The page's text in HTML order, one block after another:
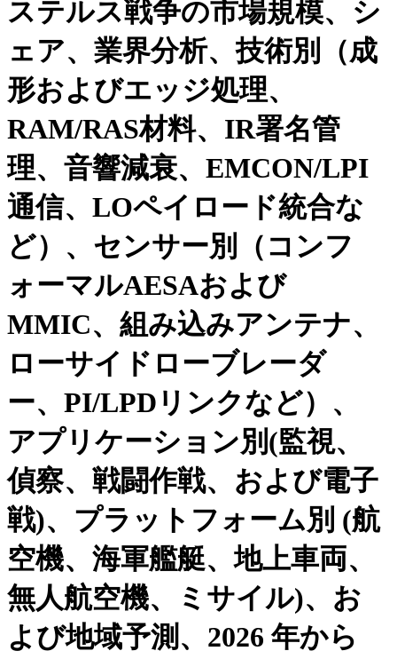
ステルス戦争の市場規模、シ
ェア、業界分析、技術別（成
形およびエッジ処理、
RAM/RAS材料、IR署名管
理、音響減衰、EMCON/LPI
通信、LOペイロード統合な
ど）、センサー別（コンフ
ォーマルAESAおよび
MMIC、組み込みアンテナ、
ローサイドローブレーダ
ー、PI/LPDリンクなど）、
アプリケーション別(監視、
偵察、戦闘作戦、および電子
戦)、プラットフォーム別 (航
空機、海軍艦艇、地上車両、
無人航空機、ミサイル)、お
よび地域予測、2026 年から